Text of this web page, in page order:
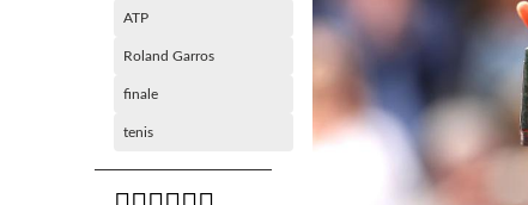
ATP
Roland Garros
finale
tenis